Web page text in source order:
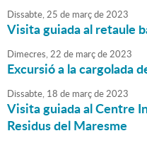
Dissabte,25 de marçde2023
Visita guiada al retaule
Dimecres,22 de marçde2023
Excursió a la cargolada
Dissabte, 18 de marçde2023
Visita guiada al Centre
Residus del Maresme